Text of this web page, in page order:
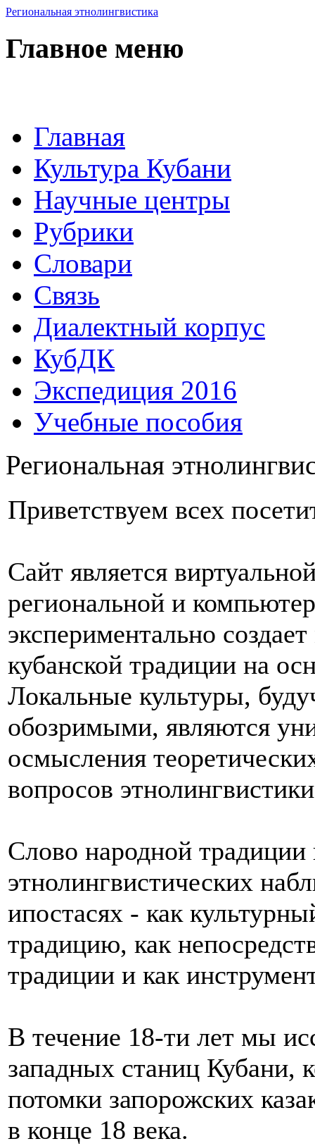
Региональная этнолингвистика
Главное меню
Главная
Культура Кубани
Научные центры
Рубрики
Словари
Связь
Диалектный корпус
КубДК
Экспедиция 2016
Учебные пособия
Региональная
Приветствуем всех
Сайт является
региональной и
экспериментально
кубанской традиции на
Локальные культуры,
обозримыми, являются
осмысления
вопросов
Слово народной традиции
этнолингвистических
ипостасях - как
традицию, как
традиции и как
В течение 18-ти лет мы
западных станиц Кубани,
потомки запорожских
в конце 18 века.